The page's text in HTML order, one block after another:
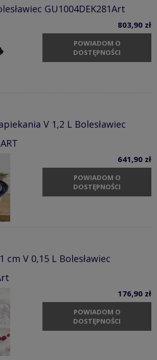
GU1004DEK281Art
803,90 zł
POWIADOM O
DOSTĘPNOŚCI
V 1,2 L Bolesławiec
641,90 zł
POWIADOM O
DOSTĘPNOŚCI
cm V 0,15 L Bolesławiec
176,90 zł
POWIADOM O
DOSTĘPNOŚCI